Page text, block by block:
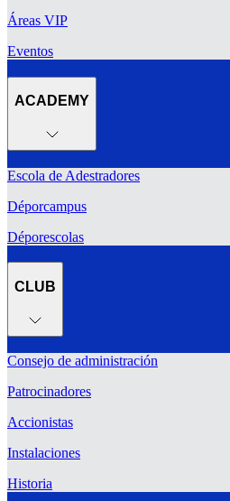
Áreas VIP
Eventos
ACADEMY
Escola de Adestradores
Déporcampus
Déporescolas
CLUB
Consejo de administración
Patrocinadores
Accionistas
Instalaciones
Historia